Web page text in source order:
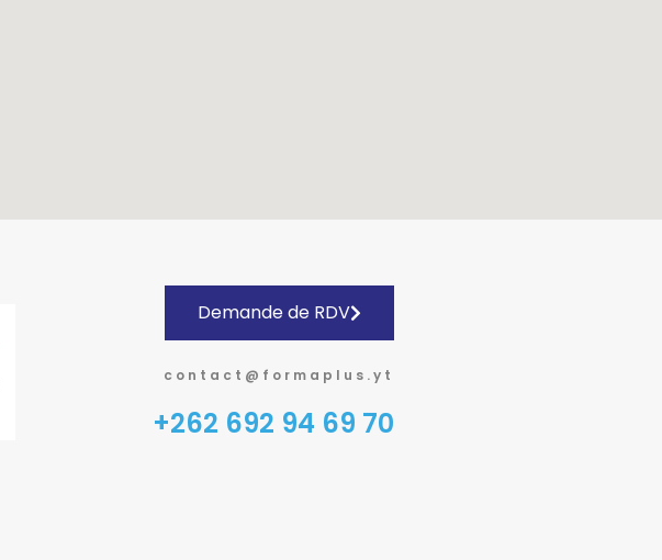
Demande de RDV
contact@formaplus.yt
+262 692 94 69 70